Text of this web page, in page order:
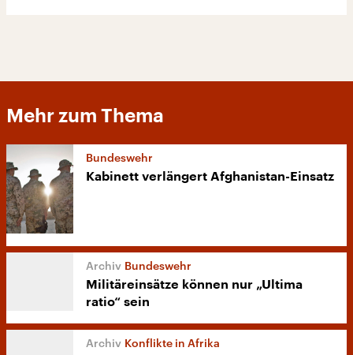
Mehr zum Thema
Bundeswehr
Kabinett verlängert Afghanistan-Einsatz
Bundeswehr
Militäreinsätze können nur „Ultima
ratio“ sein
Konflikte in Afrika